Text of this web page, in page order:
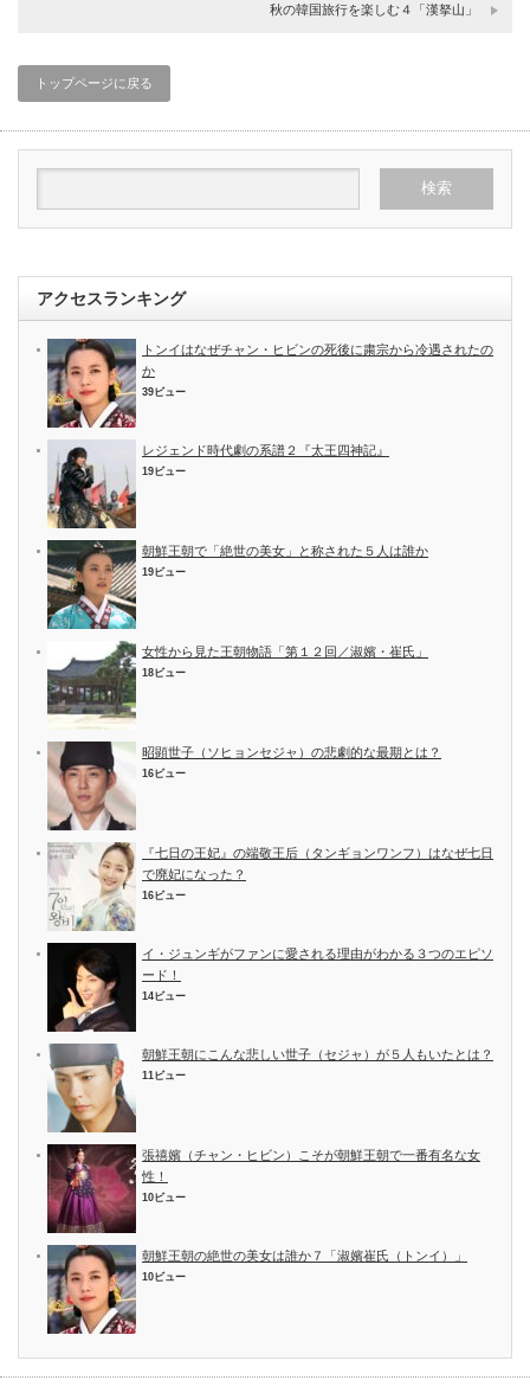
秋の韓国旅行を楽しむ４「漢拏山」
トップページに戻る
アクセスランキング
トンイはなぜチャン・ヒビンの死後に粛宗から冷遇されたの
か
39ビュー
レジェンド時代劇の系譜２『太王四神記』
19ビュー
朝鮮王朝で「絶世の美女」と称された５人は誰か
19ビュー
女性から見た王朝物語「第１２回／淑嬪・崔氏」
18ビュー
昭顕世子（ソヒョンセジャ）の悲劇的な最期とは？
16ビュー
『七日の王妃』の端敬王后（タンギョンワンフ）はなぜ七日
で廃妃になった？
16ビュー
イ・ジュンギがファンに愛される理由がわかる３つのエピソ
ード！
14ビュー
朝鮮王朝にこんな悲しい世子（セジャ）が５人もいたとは？
11ビュー
張禧嬪（チャン・ヒビン）こそが朝鮮王朝で一番有名な女
性！
10ビュー
朝鮮王朝の絶世の美女は誰か７「淑嬪崔氏（トンイ）」
10ビュー